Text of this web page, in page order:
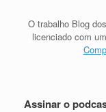
O trabalho Blog
licenciado com
Assinar o